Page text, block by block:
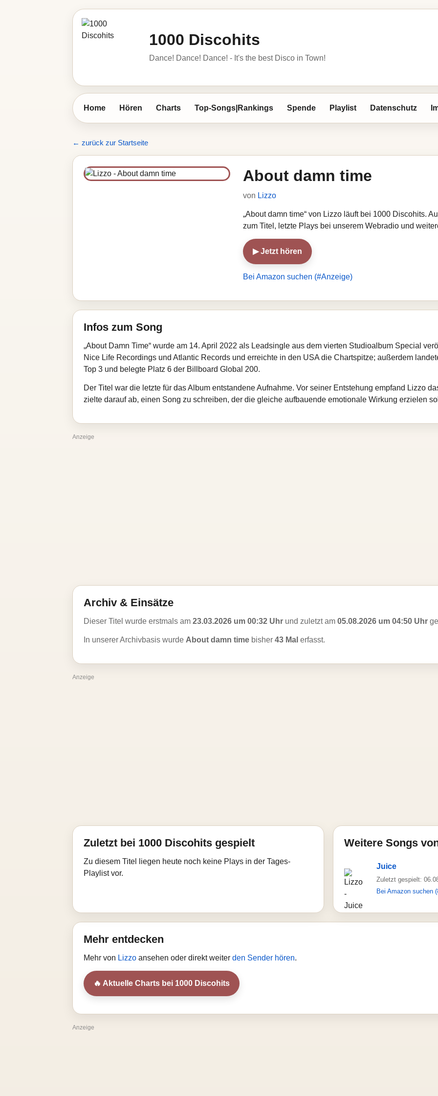
1000 Discohits
Dance! Dance! Dance! - It's the best Disco in Town!
Home Hören Charts Top-Songs|Rankings Spende Playlist Datenschutz
← zurück zur Startseite
About damn time
von Lizzo
„About damn time“ von Lizzo läuft bei 1000 Discohits.
zum Titel, letzte Plays bei unserem Webradio und
▶ Jetzt hören
Bei Amazon suchen (#Anzeige)
Infos zum Song
„About Damn Time“ wurde am 14. April 2022 als Leadsingle aus dem vierten Studioalbum Special
Nice Life Recordings und Atlantic Records und erreichte in den USA die Chartspitze; außerdem
Top 3 und belegte Platz 6 der Billboard Global 200.
Der Titel war die letzte für das Album entstandene Aufnahme. Vor seiner Entstehung empfand Lizzo
zielte darauf ab, einen Song zu schreiben, der die gleiche aufbauende emotionale Wirkung erzielen
Anzeige
Archiv & Einsätze
Dieser Titel wurde erstmals am 23.03.2026 um 00:32 Uhr und zuletzt am 05.08.2026 um 04:50 Uhr
In unserer Archivbasis wurde About damn time bisher 43 Mal erfasst.
Anzeige
Zuletzt bei 1000 Discohits gespielt
Zu diesem Titel liegen heute noch keine Plays in der Tages-
Playlist vor.
Weitere Songs
Juice
Zuletzt gespielt:
Bei Amazon suchen
Mehr entdecken
Mehr von Lizzo ansehen oder direkt weiter den Sender hören.
🔥 Aktuelle Charts bei 1000 Discohits
Anzeige